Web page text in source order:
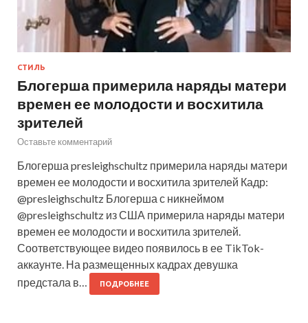
СТИЛЬ
Блогерша примерила наряды матери
времен ее молодости и восхитила
зрителей
Оставьте комментарий
Блогерша presleighschultz примерила наряды матери
времен ее молодости и восхитила зрителей Кадр:
@presleighschultz Блогерша с никнеймом
@presleighschultz из США примерила наряды матери
времен ее молодости и восхитила зрителей.
Соответствующее видео появилось в ее TikTok-
аккаунте. На размещенных кадрах девушка
предстала в…
ПОДРОБНЕЕ